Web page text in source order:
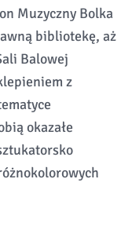
Muzyczny Bolka
bibliotekę, aż
Balowej
z
okazałe